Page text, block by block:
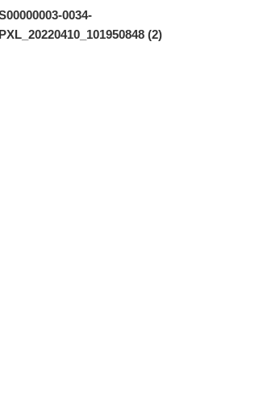
ナ
の
投
0034-
PXL_20220410_101950848 (2)